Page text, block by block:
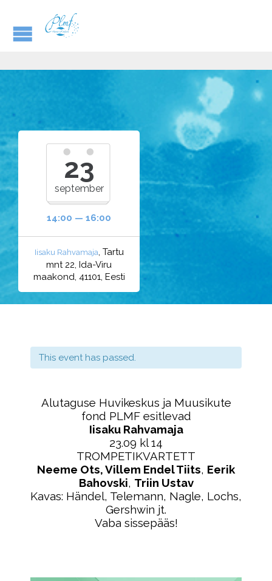
23
september
14:00 — 16:00
Iisaku Rahvamaja, Tartu
mnt 22, Ida-Viru
maakond, 41101, Eesti
This event has passed.
Alutaguse Huvikeskus ja Muusikute
fond PLMF esitlevad
Iisaku Rahvamaja
23.09 kl 14
TROMPETIKVARTETT
Neeme Ots, Villem Endel Tiits, Eerik
Bahovski, Triin Ustav
Kavas: Händel, Telemann, Nagle, Lochs,
Gershwin jt.
Vaba sissepääs!